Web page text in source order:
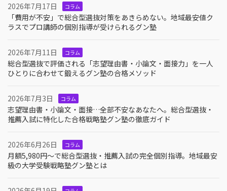
2026年7月17日 コラム
「費用が不安」で総合型選抜対策をあきらめない。地域最安値ク
ラスでプロ講師の個別指導が受けられるグン塾
2026年7月11日 コラム
総合型選抜で評価される「志望理由書・小論文・面接力」を一人
ひとりに合わせて鍛えるグン塾の合格メソッド
2026年7月3日 コラム
志望理由書・小論文・面接…全部不安なあなたへ。総合型選抜・
推薦入試に特化した合格戦略塾グン塾の徹底ガイド
2026年6月26日 コラム
月額5,980円〜で総合型選抜・推薦入試の完全個別指導。地域最安
級の大学受験戦略塾グン塾とは